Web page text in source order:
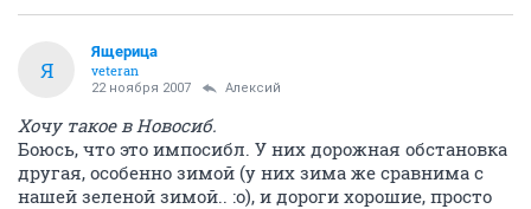
Я
Ящерица
veteran
22 ноября 2007 Алексий
Хочу такое в Новосиб.
Боюсь, что это импосибл. У них дорожная обстановка
другая, особенно зимой (у них зима же сравнима с
нашей зеленой зимой.. :o), и дороги хорошие, просто